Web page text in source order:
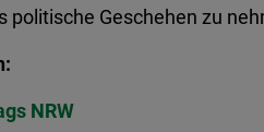
politische Geschehen zu
NRW